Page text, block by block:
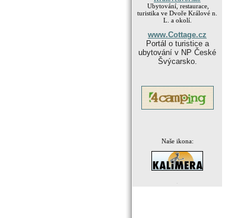
Ubytování, restaurace,
turistika ve Dvoře Králové n.
L. a okolí.
www.Cottage.cz
Portál o turistice a
ubytování v NP České
Švýcarsko.
Naše ikona: